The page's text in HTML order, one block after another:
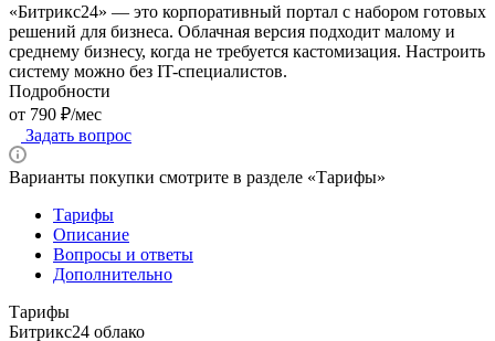
«Битрикс24» — это корпоративный портал с набором готовых
решений для бизнеса. Облачная версия подходит малому и
среднему бизнесу, когда не требуется кастомизация. Настроить
систему можно без IT-специалистов.
Подробности
от 790 ₽/мес
Задать вопрос
Варианты покупки смотрите в разделе «Тарифы»
Тарифы
Описание
Вопросы и ответы
Дополнительно
Тарифы
Битрикс24 облако